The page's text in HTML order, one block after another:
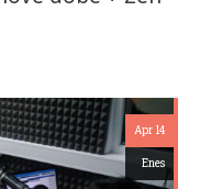
Apr 14
Enes